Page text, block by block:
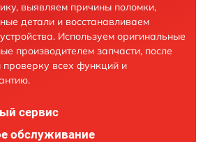
выявляем причины поломки,
детали и восстанавливаем
Используем оригинальные
производителем запчасти, после
всех функций и
сервис
обслуживание